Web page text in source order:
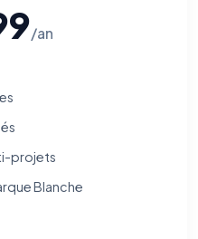
/an
projets
Blanche